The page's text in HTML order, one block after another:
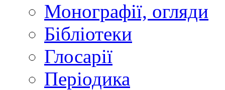
Монографії, огляди
Бібліотеки
Глосарії
Періодика